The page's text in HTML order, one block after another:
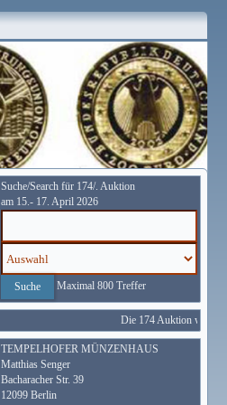
Suche/Search für 174/. Auktion
am 15.- 17. April 2026
Maximal 800 Treffer
Die 174 Auktion wird
TEMPELHOFER MÜNZENHAUS
Matthias Senger
Bacharacher Str. 39
12099 Berlin